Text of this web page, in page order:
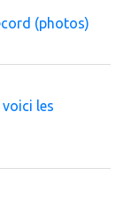
(photos)
voici les